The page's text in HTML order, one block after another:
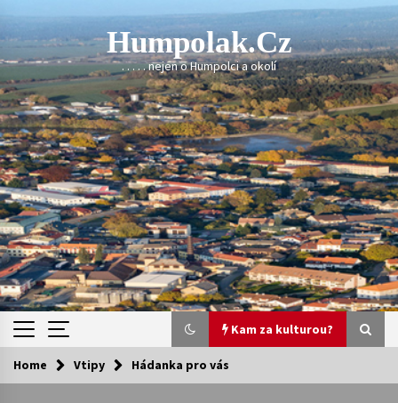
content
Humpolak.cz
. . . . . nejen o Humpolci a okolí
Kam za kulturou?
Kam za kulturou?
Home Vtipy Hádanka pro vás